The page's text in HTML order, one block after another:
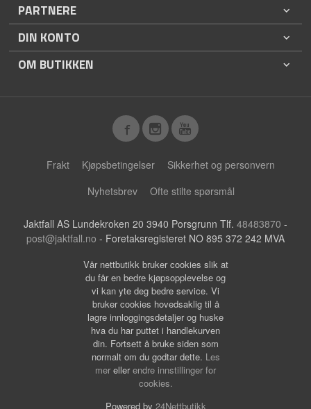
PARTNERE
DIN KONTO
OM BUTIKKEN
Frakt Kjøpsbetingelser
Sikkerhet og personvern
Nyhetsbrev
Ofte stilte spørsmål
Jaktfall AS Lundekroken 20 3940 Porsgrunn Tlf. 48483870 -
post@jaktfall.no - Foretaksregisteret NO 895 372 242 MVA
Vår nettbutikk bruker cookies slik at
du får en bedre kjøpsopplevelse og
vi kan yte deg bedre service. Vi
bruker cookies hovedsaklig til å
lagre innloggingsdetaljer og huske
hva du har puttet i handlekurven
din. Fortsett å bruke siden som
normalt om du godtar dette. Les
mer ellerendre innstillinger for
cookies.
Powered by 24Nettbutikk